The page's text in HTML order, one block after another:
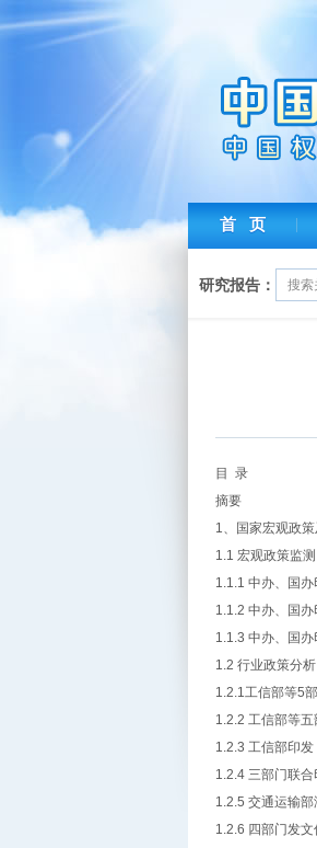
首 页
研究报告：
目 录
摘要
1、国家宏观政
1.1 宏观政策监测
1.1.1 中办、国
1.1.2 中办、国
1.1.3 中办、国
1.2 行业政策分析
1.2.1工信部等5
1.2.2 工信部等
1.2.3 工信部印
1.2.4 三部门联
1.2.5 交通运输
1.2.6 四部门发